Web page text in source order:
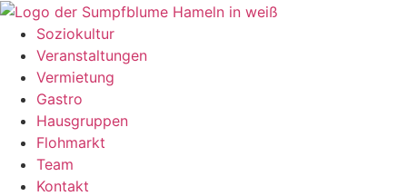
Soziokultur
Veranstaltungen
Vermietung
Gastro
Hausgruppen
Flohmarkt
Team
Kontakt